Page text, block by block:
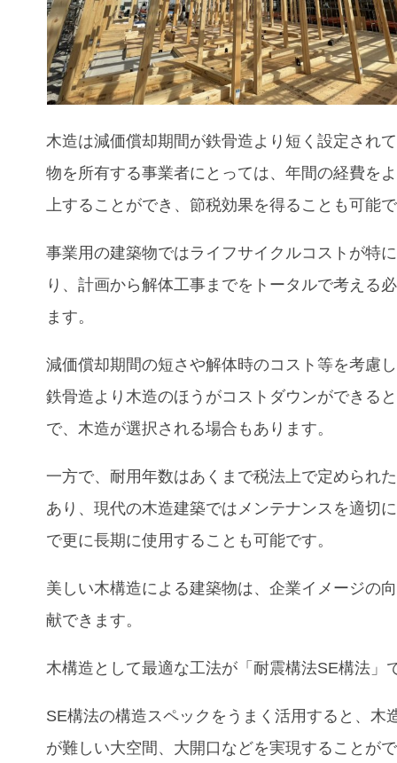
木造は減価償却期間が鉄骨造より短く設定され
物を所有する事業者にとっては、年間の経費を
上することができ、節税効果を得ることも可能
事業用の建築物ではライフサイクルコストが特
り、計画から解体工事までをトータルで考える
ます。
減価償却期間の短さや解体時のコスト等を考慮
鉄骨造より木造のほうがコストダウンができる
で、木造が選択される場合もあります。
一方で、耐用年数はあくまで税法上で定められ
あり、現代の木造建築ではメンテナンスを適切
で更に長期に使用することも可能です。
美しい木構造による建築物は、企業イメージの
献できます。
木構造として最適な工法が「耐震構法SE構法」
SE構法の構造スペックをうまく活用すると、木
が難しい大空間、大開口などを実現することが